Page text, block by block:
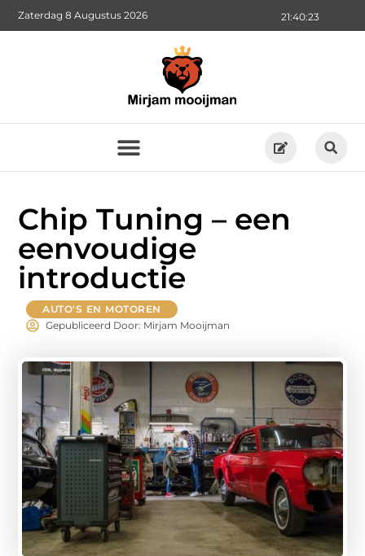
21:40:24
Zaterdag 8 Augustus 2026
Chip Tuning – een
eenvoudige
introductie
AUTO'S EN MOTOREN
Gepubliceerd Door: Mirjam Mooijman